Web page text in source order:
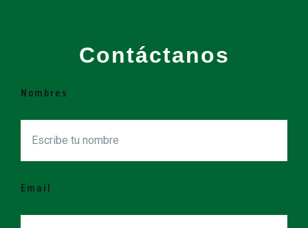
Contáctanos
Nombres
Email